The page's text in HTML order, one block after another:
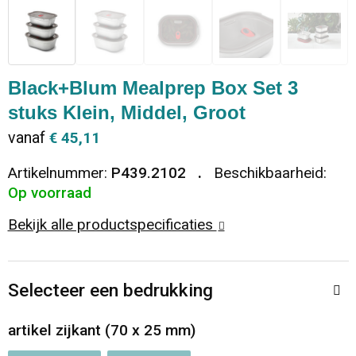
Dekens, Fleecedekens en Kussens
Vesten
T-Shirts
Kledingaccessoires
Ondergoed en Sokken
Sweaters
Vesten
Schoenen
Broeken en Rokken
Bodywarmers
T-Shirts
Vrije tijd en Strand
Veiligheid, Auto en Fiets
Elektronica, Gadgets en USB
Reisbenodigdheden
Paraplu's
Sinterklaas
Koeltassen en Koelboxen
Goodiebags
Golftassen
Schoenentassen
Jute tassen
Toilettassen
Laptop hoezen en tassen
Black+Blum Mealprep Box Set 3
stuks Klein, Middel, Groot
vanaf € 45,11
Artikelnummer: P439.2102
Beschikbaarheid:
Op voorraad
Bekijk alle productspecificaties
Selecteer een bedrukking
artikel zijkant (70 x 25 mm)